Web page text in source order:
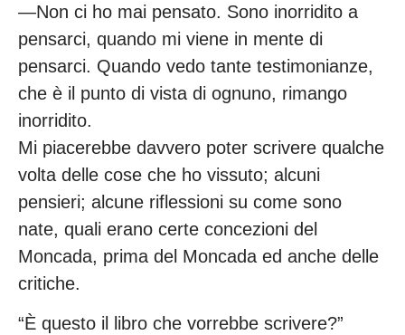
—Non ci ho mai pensato. Sono inorridito a
pensarci, quando mi viene in mente di
pensarci. Quando vedo tante testimonianze,
che è il punto di vista di ognuno, rimango
inorridito.
Mi piacerebbe davvero poter scrivere qualche
volta delle cose che ho vissuto; alcuni
pensieri; alcune riflessioni su come sono
nate, quali erano certe concezioni del
Moncada, prima del Moncada ed anche delle
critiche.
“È questo il libro che vorrebbe scrivere?”